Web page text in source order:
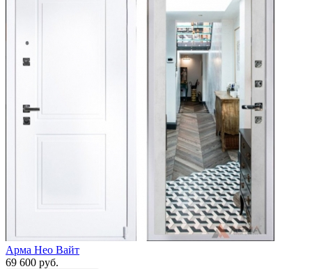
Арма Нео Вайт
69 600 руб.